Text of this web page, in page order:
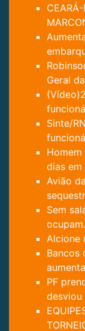
CEARÁ-
Geral
Sinte/
dias em
Avião
Sem
Alcione
Bancos
PF
desviou